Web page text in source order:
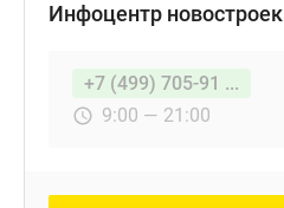
Инфоцентр новостроек
+7 (499) 705-91 ...
9:00 — 21:00